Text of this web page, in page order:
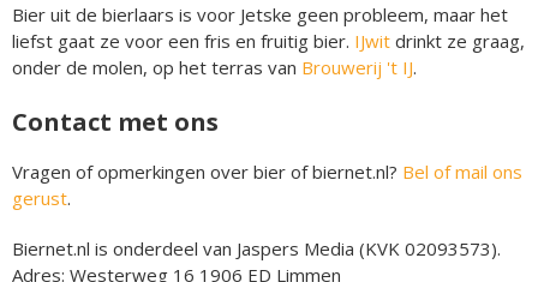
Bier uit de bierlaars is voor Jetske geen probleem, maar het
liefst gaat ze voor een fris en fruitig bier. IJwit drinkt ze graag,
onder de molen, op het terras van Brouwerij 't IJ.
Contact met ons
Vragen of opmerkingen over bier of biernet.nl? Bel of mail ons
gerust.
Biernet.nl is onderdeel van Jaspers Media (KVK 02093573).
Adres: Westerweg 16 1906 ED Limmen